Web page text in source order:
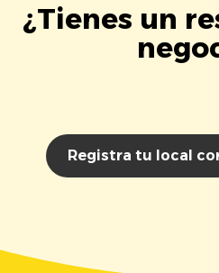
¿Tienes un
Registra tu local